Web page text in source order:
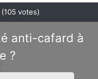
(105 votes)
anti-cafard à
?